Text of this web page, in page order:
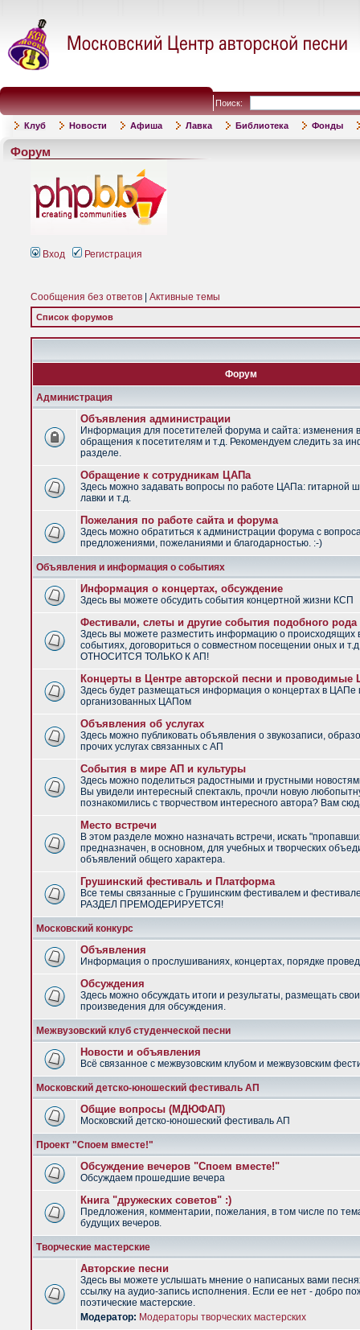
Поиск:
Клуб Новости Афиша Лавка Библиотека Фонды
Форум
Вход Регистрация
Сообщения без ответов Активные темы
Список форумов
Форум
Администрация
Объявления администрации
Информация для посетителей форума и сайта: изменения
обращения к посетителям и т.д. Рекомендуем следить за
разделе.
Обращение к сотрудникам ЦАПа
Здесь можно задавать вопросы по работе ЦАПа: гитарной
лавки и т.д.
Пожелания по работе сайта и форума
Здесь можно обратиться к администрации форума с
предложениями, пожеланиями и благодарностью. :-)
Объявления и информация о событиях
Информация о концертах, обсуждение
Здесь вы можете обсудить события концертной жизни КСП
Фестивали, слеты и другие события подобного рода
Здесь вы можете разместить информацию о
событиях, договориться о совместном посещении оных и
ОТНОСИТСЯ ТОЛЬКО К АП!
Концерты в Центре авторской песни и
Здесь будет размещаться информация о концертах в ЦАПе
организованных ЦАПом
Объявления об услугах
Здесь можно публиковать объявления о звукозаписи,
прочих услугах связанных с АП
События в мире АП и культуры
Здесь можно поделиться радостными и грустными
Вы увидели интересный спектакль, прочли новую
познакомились с творчеством интересного автора? Вам
Место встречи
В этом разделе можно назначать встречи, искать
предназначен, в основном, для учебных и творческих
объявлений общего характера.
Грушинский фестиваль и Платформа
Все темы связанные с Грушинским фестивалем и
РАЗДЕЛ ПРЕМОДЕРИРУЕТСЯ!
Московский конкурс
Объявления
Информация о прослушиваниях, концертах, порядке
Обсуждения
Здесь можно обсуждать итоги и результаты, размещать
произведения для обсуждения.
Межвузовский клуб студенческой песни
Новости и объявления
Всё связанное с межвузовским клубом и межвузовским
Московский детско-юношеский фестиваль АП
Общие вопросы (МДЮФАП)
Московский детско-юношеский фестиваль АП
Проект "Споем вместе!"
Обсуждение вечеров "Споем вместе!"
Обсуждаем прошедшие вечера
Книга "дружеских советов" :)
Предложения, комментарии, пожелания, в том числе по
будущих вечеров.
Творческие мастерские
Авторские песни
Здесь вы можете услышать мнение о написаных вами
ссылку на аудио-запись исполнения. Если ее нет - добро
поэтические мастерские.
Модератор: Модераторы творческих мастерских